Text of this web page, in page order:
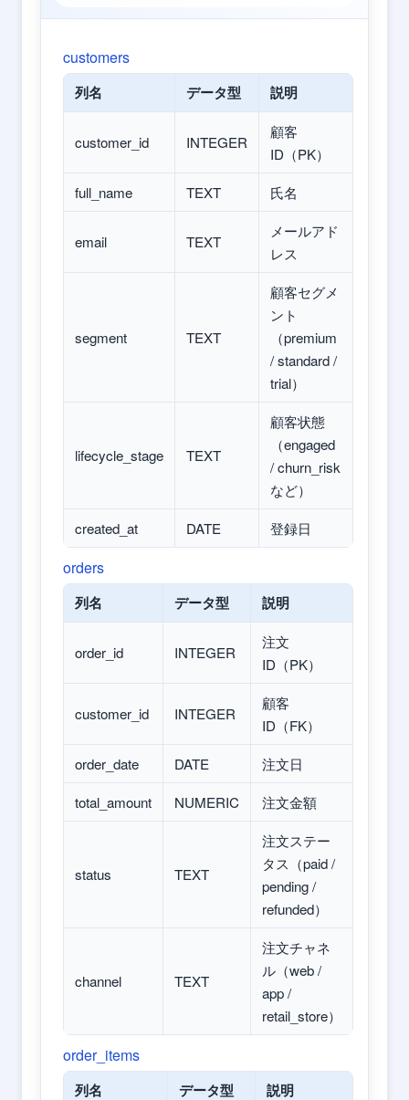
customers
列名 データ型 説明
customer_id INTEGER
顧客
ID（PK）
full_name
TEXT 氏名
email TEXT
メールアド
レス
segment TEXT
顧客セグメ
ント
（premium
/ standard /
trial）
lifecycle_stage TEXT
顧客状態
（engaged
/ churn_risk
など）
created_at
DATE 登録日
orders
列名 データ型 説明
order_id INTEGER
注文
ID（PK）
customer_id INTEGER
顧客
ID（FK）
order_date
DATE
注文日
total_amount
NUMERIC 注文金額
status TEXT
注文ステー
タス（paid /
pending /
refunded）
channel TEXT
注文チャネ
ル（web /
app /
retail_store）
order_items
列名 データ型 説明